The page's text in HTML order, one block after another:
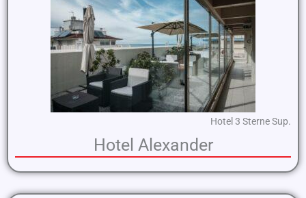
Hotel 3 Sterne Sup.
Hotel Alexander